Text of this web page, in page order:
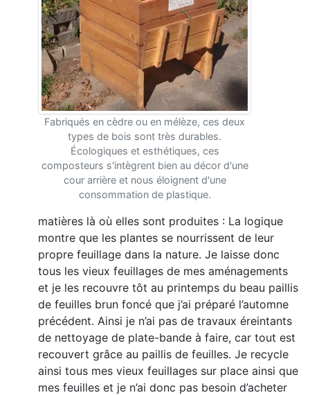
Fabriqués en cèdre ou en mélèze, ces deux
types de bois sont très durables.
Écologiques et esthétiques, ces
composteurs s'intègrent bien au décor d'une
cour arrière et nous éloignent d'une
consommation de plastique.
matières là où elles sont produites : La logique
montre que les plantes se nourrissent de leur
propre feuillage dans la nature. Je laisse donc
tous les vieux feuillages de mes aménagements
et je les recouvre tôt au printemps du beau paillis
de feuilles brun foncé que j’ai préparé l’automne
précédent. Ainsi je n’ai pas de travaux éreintants
de nettoyage de plate-bande à faire, car tout est
recouvert grâce au paillis de feuilles. Je recycle
ainsi tous mes vieux feuillages sur place ainsi que
mes feuilles et je n’ai donc pas besoin d’acheter